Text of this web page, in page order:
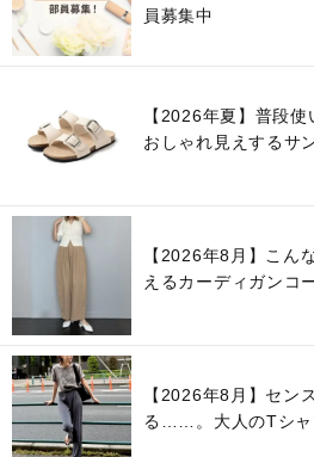
員募集中
【2026年夏】普段
おしゃれ見えするサ
【2026年8月】こ
えるカーディガンコ
【2026年8月】セン
る……。大人のTシャ